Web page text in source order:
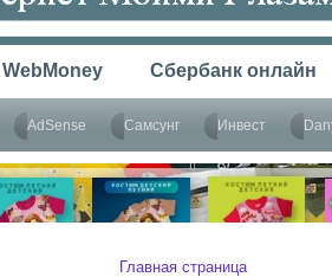
Главная страница